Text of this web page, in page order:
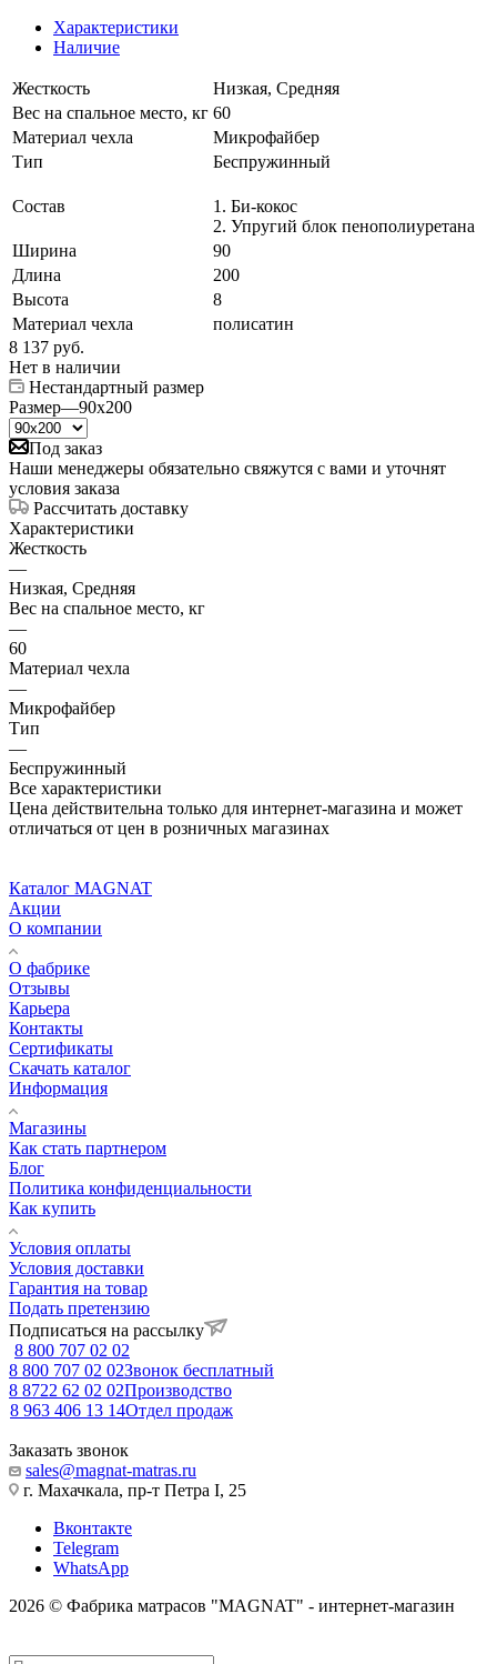
Характеристики
Наличие
Жесткость
Низкая, Средняя
Вес на спальное место, кг 60
Материал чехла
Микрофайбер
Тип
Беспружинный
Состав
1. Би-кокос
2. Упругий блок пенополиуретана
Ширина
90
Длина
200
Высота
8
Материал чехла
полисатин
8 137 руб.
Нет в наличии
Нестандартный размер
Размер—90x200
Под заказ
Наши менеджеры обязательно свяжутся с вами и уточнят
условия заказа
Рассчитать доставку
Характеристики
Жесткость
—
Низкая, Средняя
Вес на спальное место, кг
—
60
Материал чехла
—
Микрофайбер
Тип
—
Беспружинный
Все характеристики
Цена действительна только для интернет-магазина и может
отличаться от цен в розничных магазинах
Каталог MAGNAT
Акции
О компании
О фабрике
Отзывы
Карьера
Контакты
Сертификаты
Скачать каталог
Информация
Магазины
Как стать партнером
Блог
Политика конфиденциальности
Как купить
Условия оплаты
Условия доставки
Гарантия на товар
Подать претензию
Подписаться на рассылку
8 800 707 02 02
8 800 707 02 02Звонок бесплатный
8 8722 62 02 02Производство
8 963 406 13 14Отдел продаж
Заказать звонок
sales@magnat-matras.ru
г. Махачкала, пр-т Петра I, 25
Вконтакте
Telegram
WhatsApp
2026 © Фабрика матрасов "MAGNAT" - интернет-магазин